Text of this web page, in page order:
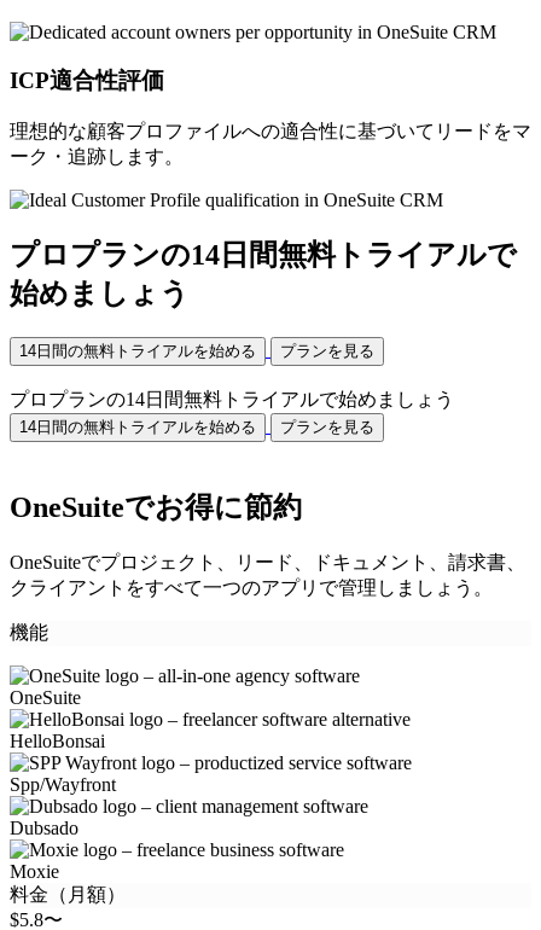
ICP適合性評価
理想的な顧客プロファイルへの適合性に基づいてリードをマ
ーク・追跡します。
プロプランの14日間無料トライアルで
始めましょう
14日間の無料トライアルを始める プランを見る
プロプランの14日間無料トライアルで始めましょう
14日間の無料トライアルを始める プランを見る
OneSuiteでお得に節約
OneSuiteでプロジェクト、リード、ドキュメント、請求書、
クライアントをすべて一つのアプリで管理しましょう。
機能
OneSuite
HelloBonsai
Spp/Wayfront
Dubsado
Moxie
料金（月額）
$5.8〜